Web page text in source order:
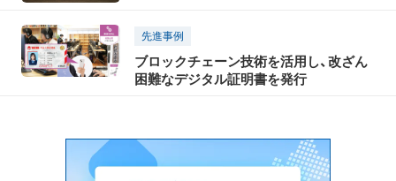
Connect By Tourism 〜瀬戸内の魅力発
信・裏瀬戸芸プロジェクト〜」開催レポー
ト（前編）
先進事例
ブロックチェーン技術を活用し、改ざん
困難なデジタル証明書を発行